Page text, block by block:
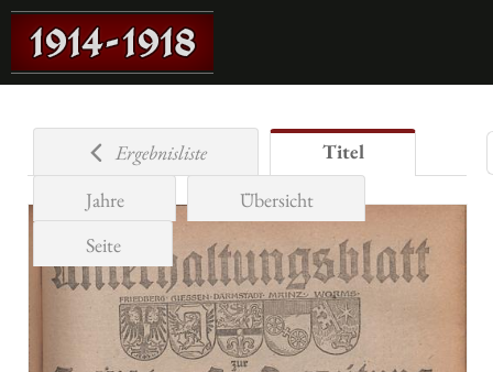
Ergebnisliste
Titel
Jahre
Übersicht
Seite